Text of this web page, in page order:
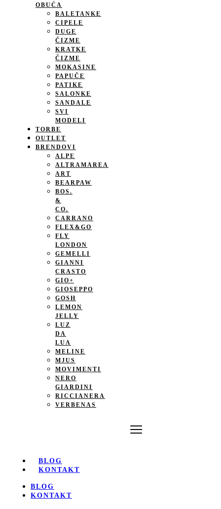
OBUĆA
BALETANKE
CIPELE
DUGE
ČIZME
KRATKE
ČIZME
MOKASINE
PAPUČE
PATIKE
SALONKE
SANDALE
SVI
MODELI
TORBE
OUTLET
BRENDOVI
ALPE
ALTRAMAREA
ART
BEARPAW
BOS.
&
CO.
CARRANO
FLEX&GO
FLY
LONDON
GEMELLI
GIANNI
CRASTO
GIO+
GIOSEPPO
GOSH
LEMON
JELLY
LUZ
DA
LUA
MELINE
MJUS
MOVIMENTI
NERO
GIARDINI
RICCIANERA
VERBENAS
BLOG
KONTAKT
BLOG
KONTAKT